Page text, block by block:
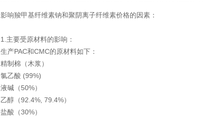
影响羧甲基纤维素钠和聚阴离子纤维素价格的因素：
1.主要受原材料的影响：
生产PAC和CMC的原材料如下：
精制棉（木浆）
氯乙酸 (99%)
液碱（50%）
乙醇（92.4%, 79.4%）
盐酸（30%）